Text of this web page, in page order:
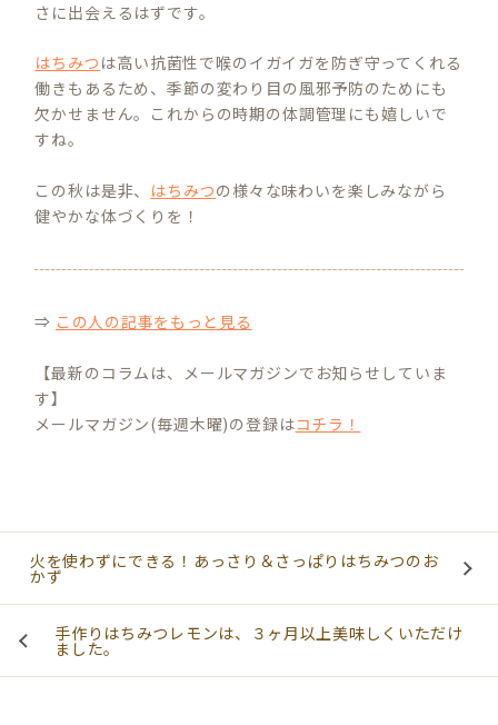
さに出会えるはずです。
はちみつ は高い抗菌性で喉のイガイガを防ぎ守ってくれる
働きもあるため、季節の変わり目の風邪予防のためにも
欠かせません。これからの時期の体調管理にも嬉しいで
すね。
この秋は是非、 はちみつの様々な味わいを楽しみながら
健やかな体づくりを！
⇒ この人の記事をもっと見る
【最新のコラムは、メールマガジンでお知らせしていま
す】
メールマガジン(毎週木曜)の登録はコチラ！
火を使わずにできる！あっさり＆さっぱりはちみつのお
かず
手作りはちみつレモンは、３ヶ月以上美味しくいただけ
ました。